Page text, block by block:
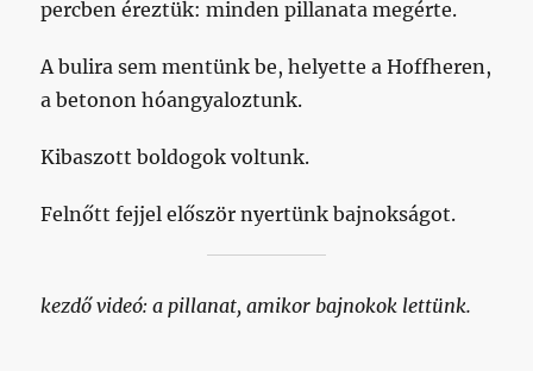
percben éreztük: minden pillanata megérte.
A bulira sem mentünk be, helyette a Hoffheren,
a betonon hóangyaloztunk.
Kibaszott boldogok voltunk.
Felnőtt fejjel először nyertünk bajnokságot.
kezdő videó: a pillanat, amikor bajnokok lettünk.